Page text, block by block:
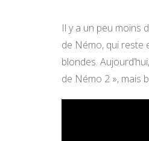
Il y a un peu moins
de Némo, qui reste
blondes.
de Némo 2 », mais